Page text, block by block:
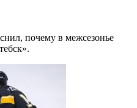
почему в межсезонье